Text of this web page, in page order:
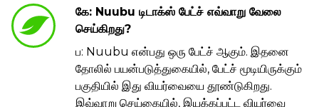
கே: Nuubu டிடாக்ஸ் பேட்ச் எவ்வாறு வேலை
செய்கிறது?
ப: Nuubu என்பது ஒரு பேட்ச் ஆகும். இதனை
தோலில் பயன்படுத்துகையில், பேட்ச் மூடியிருக்கும்
பகுதியில் இது வியர்வையை தூண்டுகிறது.
இவ்வாறு செய்கையில், இயக்கப்பட்ட வியர்வை